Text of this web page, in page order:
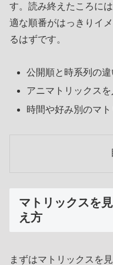
す。読み終えたころに
適な順番がはっきりイ
るはずです。
公開順と時系列の
アニマトリックス
時間や好み別のマ
マトリックスを
え方
まずはマトリックスを